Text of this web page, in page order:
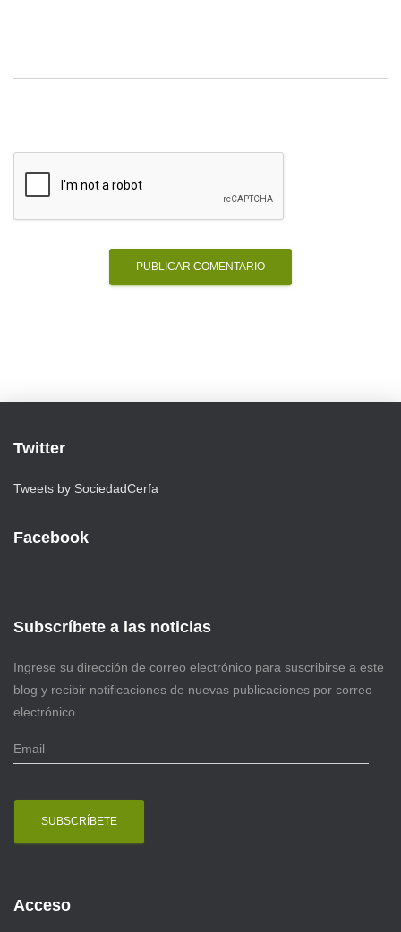
Twitter
Tweets by SociedadCerfa
Facebook
Subscríbete a las noticias
Ingrese su dirección de correo electrónico para suscribirse a este
blog y recibir notificaciones de nuevas publicaciones por correo
electrónico.
E
m
Acceso